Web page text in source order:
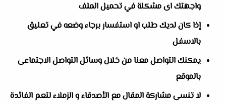
واجهتك اى مشكلة في تحميل الملف
إذا كان لديك طلب او استفسار برجاء وضعه في تعليق
بالاسفل
يمكنك التواصل معنا من خلال وسائل التواصل الاجتماعى
بالموقع
لا تنسى مشاركة المقال مع الأصدقاء و الزملاء لتعم الفائدة